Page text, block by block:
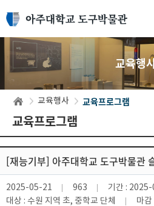
교육행
교육행사 교육프로그램
교육프로그램
[재능기부] 아주대학교 도구박물관
2025-05-21 963 기간 :
대상 : 수원 지역 초, 중학교 단체 마감